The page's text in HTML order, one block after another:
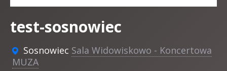
test-sosnowiec
Sosnowiec Sala Widowiskowo - Koncertowa
MUZA